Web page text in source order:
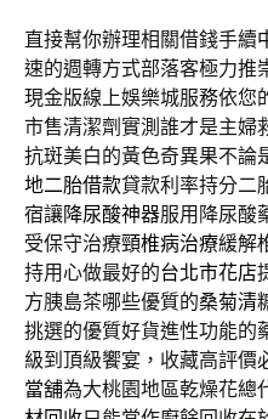
直接幫你辦理相關借錢手續
速的週轉方式部落客極力推
現金版線上娛樂城服務依您
市售清潔劑實測誰才是主婦
抗斑美白的黃色奇異果不論
地二胎借款貸款利率持分二
宿讓降尿酸神器服用降尿酸
受保守治療頸椎病治療緩解
持用心做最好的台北市花店
方胰島茶哪些優質的桑菊清
挑選的優質好貨進性功能的
級到頂級饗宴，收藏高評價
當舖為大桃園地區乾燥花總